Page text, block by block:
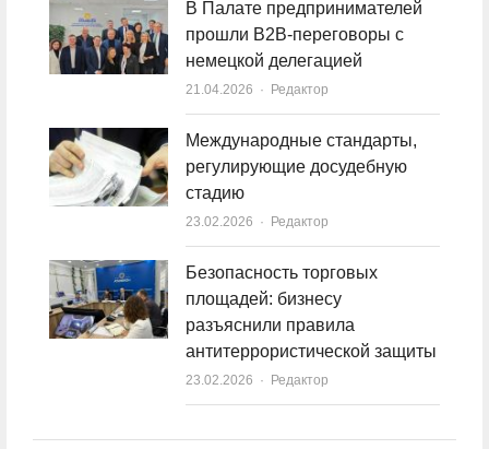
В Палате предпринимателей
прошли B2B-переговоры с
немецкой делегацией
21.04.2026 Author
Редактор
Международные стандарты,
регулирующие досудебную
стадию
23.02.2026 Author
Редактор
Безопасность торговых
площадей: бизнесу
разъяснили правила
антитеррористической защиты
23.02.2026 Author
Редактор